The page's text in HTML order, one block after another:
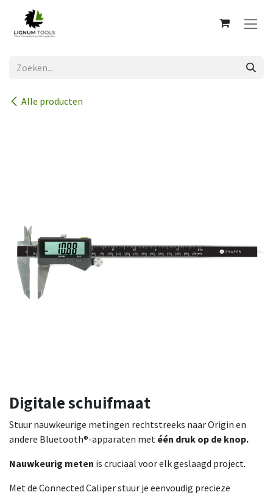
Overslaan naar inhoud
Alle producten
Digitale schuifmaat
Stuur nauwkeurige metingen rechtstreeks naar Origin en
andere Bluetooth®-apparaten met één druk op de knop.
Nauwkeurig meten is cruciaal voor elk geslaagd project.
Met de Connected Caliper stuur je eenvoudig precieze